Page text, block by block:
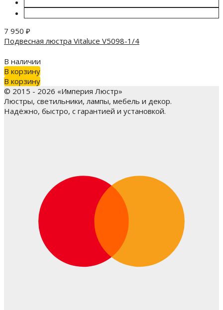
7 950 ₽
Подвесная люстра Vitaluce V5098-1/4
В наличии
В корзину
В корзину
© 2015 - 2026 «Империя Люстр»
Люстры, светильники, лампы, мебель и декор.
Надёжно, быстро, с гарантией и установкой.